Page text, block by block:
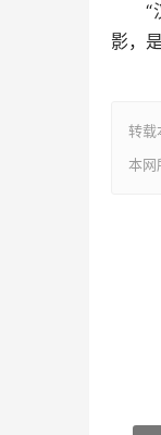
“汉
影，
转载
本网